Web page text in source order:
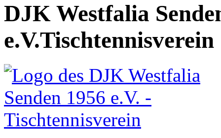
DJK Westfalia
e.V.Tischtennisverein